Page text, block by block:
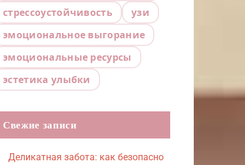
стрессоустойчивость
узи
эмоциональное выгорание
эмоциональные ресурсы
эстетика улыбки
Свежие записи
Деликатная забота: как безопасно